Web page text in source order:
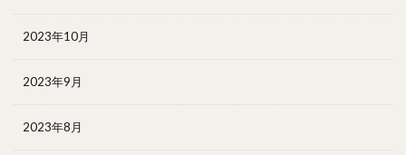
2023年10月
2023年9月
2023年8月